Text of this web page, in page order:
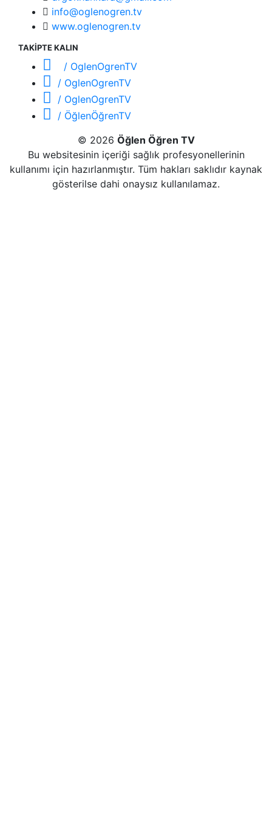
info@oglenogren.tv
www.oglenogren.tv
TAKİPTE KALIN
/ OglenOgrenTV
/ OglenOgrenTV
/ OglenOgrenTV
/ ÖğlenÖğrenTV
© 2026 Öğlen Öğren TV
Bu websitesinin içeriği sağlık profesyonellerinin
kullanımı için hazırlanmıştır. Tüm hakları saklıdır kaynak
gösterilse dahi onaysız kullanılamaz.